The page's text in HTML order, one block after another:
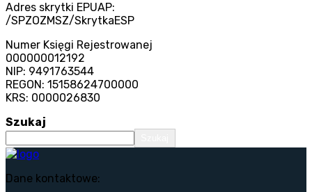
Adres skrytki EPUAP:
/SPZOZMSZ/SkrytkaESP
Numer Księgi Rejestrowanej
000000012192
NIP: 9491763544
REGON: 15158624700000
KRS: 0000026830
Szukaj
Dane kontaktowe: